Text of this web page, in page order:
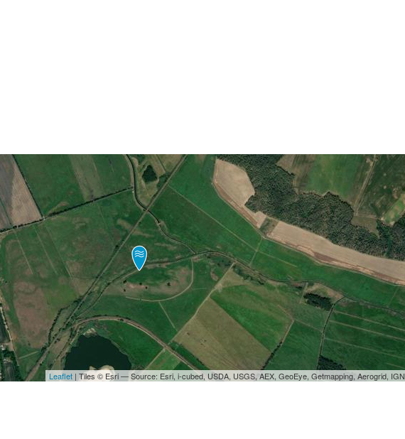
Leaflet | Tiles © Esri — Source: Esri, i-cubed, USDA, USGS, AEX, GeoEye, Getmapping, Aerogrid,